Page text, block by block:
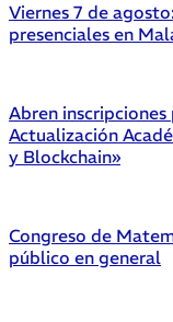
Viernes 7 de
presenciales en
Abren
Actualización
y Blockchain»
Congreso de
público en general